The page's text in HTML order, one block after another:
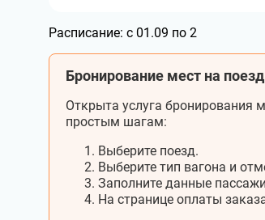
Расписание: с 01.09 по 2
Бронирование мест на поезд
Открыта услуга бронирования
простым шагам:
Выберите поезд.
Выберите тип вагона и
Заполните данные
На странице оплаты